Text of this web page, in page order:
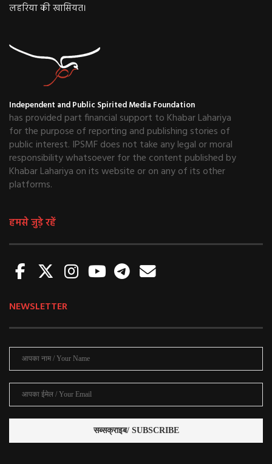
लहरिया की खासियत।
Independent and Public Spirited Media Foundation
has provided part financial support to Khabar Lahariya
for the purpose of reporting and publishing stories of
public interest. IPSMF does not take any legal or moral
responsibility whatsoever for the content published by
Khabar Lahariya on its website or on any of its other
platforms.
हमसे जुड़े रहें
NEWSLETTER